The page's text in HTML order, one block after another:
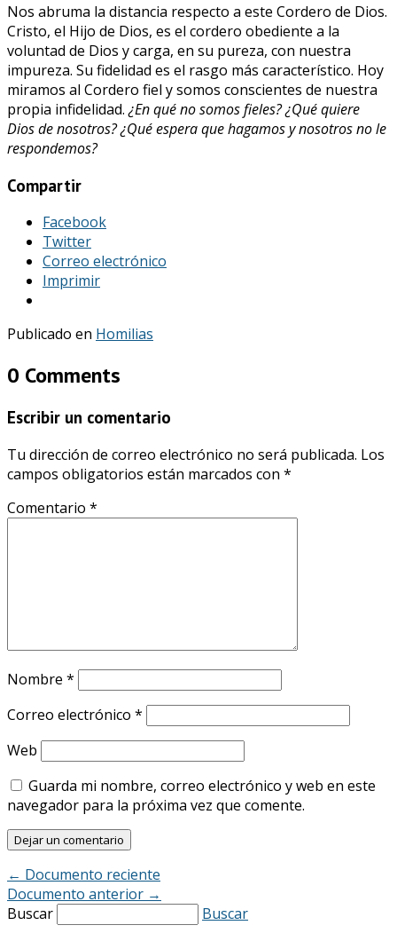
Nos abruma la distancia respecto a este Cordero de Dios.
Cristo, el Hijo de Dios, es el cordero obediente a la
voluntad de Dios y carga, en su pureza, con nuestra
impureza. Su fidelidad es el rasgo más característico. Hoy
miramos al Cordero fiel y somos conscientes de nuestra
propia infidelidad.¿En qué no somos fieles? ¿Qué quiere
Dios de nosotros? ¿Qué espera que hagamos y nosotros no le
respondemos?
Compartir
Facebook
Twitter
Correo electrónico
Imprimir
Publicado en Homilias
0 Comments
Escribir un comentario
Tu dirección de correo electrónico no será publicada. Los
campos obligatorios están marcados con *
Comentario *
Nombre *
Correo electrónico *
Web
Guarda mi nombre, correo electrónico y web en este
navegador para la próxima vez que comente.
← Documento reciente
Documento anterior →
Buscar
Buscar